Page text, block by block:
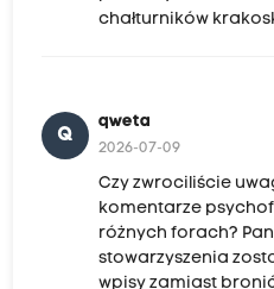
chałturników
Q
qweta
2026-07-09
Czy zwrociliście
komentarze
różnych forach?
stowarzyszenia
wpisy zamiast